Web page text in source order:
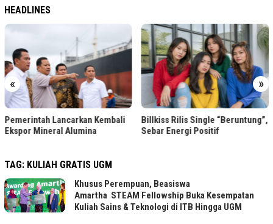
HEADLINES
« »
Pemerintah Lancarkan Kembali
Ekspor Mineral Alumina
Billkiss Rilis Single “Beruntung”,
Sebar Energi Positif
TAG: KULIAH GRATIS UGM
Khusus Perempuan, Beasiswa
Amartha STEAM Fellowship Buka Kesempatan
Kuliah Sains & Teknologi di ITB Hingga UGM